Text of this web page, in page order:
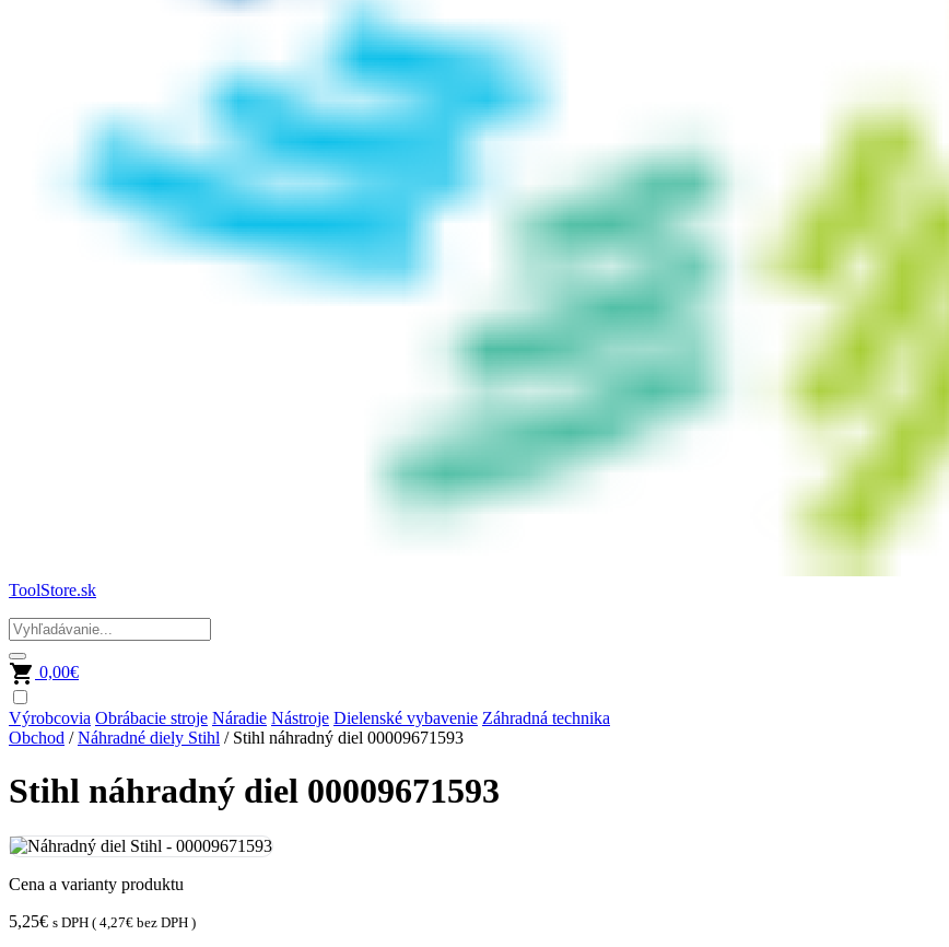
ToolStore.sk
0,00€
Výrobcovia Obrábacie stroje Náradie Nástroje Dielenské vybavenie Záhradná technika
Obchod /Náhradné diely Stihl / Stihl náhradný diel 00009671593
Stihl náhradný diel 00009671593
Cena a varianty produktu
5,25€ s DPH ( 4,27€ bez DPH )